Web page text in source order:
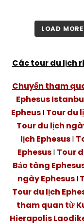
LOAD MORE
Các tour du lịch
Chuyến tham
Ephesus
EpheusI Tour du
Tour du lịch
lịch EphesusI
EphesusI Tour
Bảo tàng
ngày EphesusI
Tour du lịch
tham quan từ
Hierapolis